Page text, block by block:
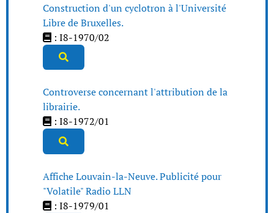
Construction d'un cyclotron à l'Université
Libre de Bruxelles.
: I8-1970/02
Controverse concernant l'attribution de la
librairie.
: I8-1972/01
Affiche Louvain-la-Neuve. Publicité pour
"Volatile" Radio LLN
: I8-1979/01